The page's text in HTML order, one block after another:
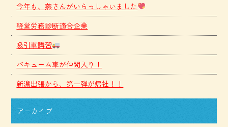
今年も、燕さんがいらっしゃいました
経営労務診断適合企業
吸引車講習
バキューム車が仲間入り！
新潟出張から、第一弾が帰社！！
アーカイブ